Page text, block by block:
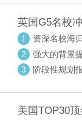
英国G5名校
1
资深名校海
2
强大的背景
3
阶段性规划
美国TOP30